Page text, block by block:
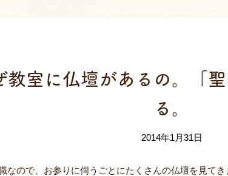
教室に仏壇があるの。「
る。
2014年1月31日
なので、お参りに伺うごとにたくさんの仏壇を見て